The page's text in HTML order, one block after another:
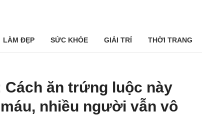
LÀM ĐẸP SỨC KHỎE GIẢI TRÍ THỜI TRANG
Cách ăn trứng luộc này
nhiều người vẫn vô